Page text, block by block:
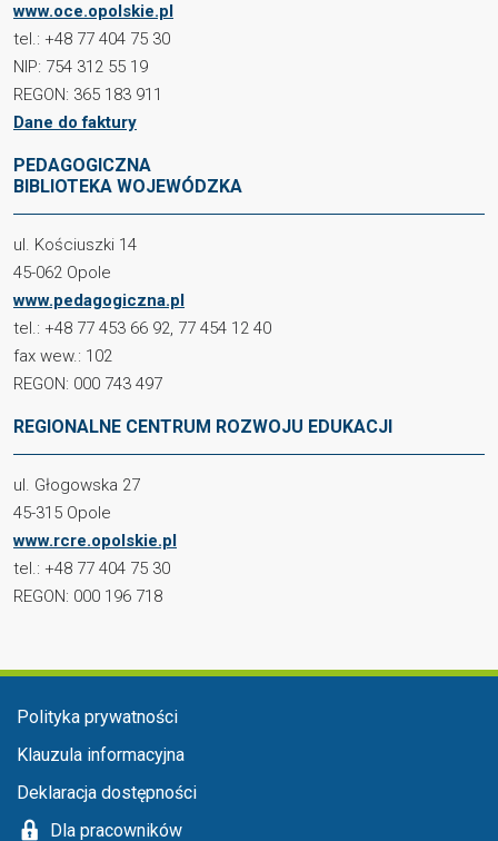
www.oce.opolskie.pl
tel.: +48 77 404 75 30
NIP: 754 312 55 19
REGON: 365 183 911
Dane do faktury
PEDAGOGICZNA
BIBLIOTEKA WOJEWÓDZKA
ul. Kościuszki 14
45-062 Opole
www.pedagogiczna.pl
tel.: +48 77 453 66 92, 77 454 12 40
fax wew.: 102
REGON: 000 743 497
REGIONALNE CENTRUM ROZWOJU EDUKACJI
ul. Głogowska 27
45-315 Opole
www.rcre.opolskie.pl
tel.: +48 77 404 75 30
REGON: 000 196 718
Menu stopka
Polityka prywatności
Klauzula informacyjna
Deklaracja dostępności
Dla pracowników